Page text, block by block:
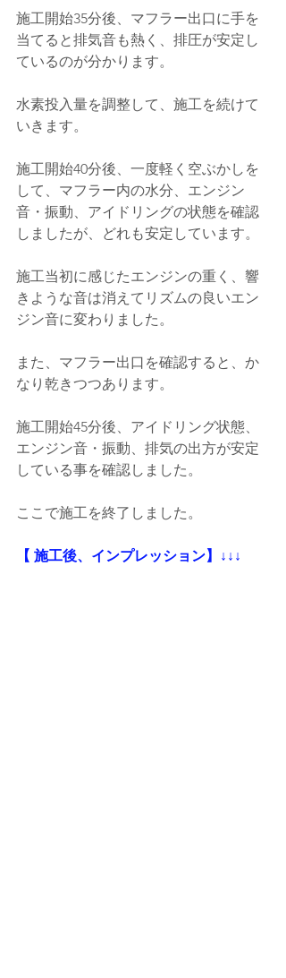
施工開始35分後、マフラー出口に手を
当てると排気音も熱く、排圧が安定し
ているのが分かります。
水素投入量を調整して、施工を続けて
いきます。
施工開始40分後、一度軽く空ぶかしを
して、マフラー内の水分、エンジン
音・振動、アイドリングの状態を確認
しましたが、どれも安定しています。
施工当初に感じたエンジンの重く、響
きような音は消えてリズムの良いエン
ジン音に変わりました。
また、マフラー出口を確認すると、か
なり乾きつつあります。
施工開始45分後、アイドリング状態、
エンジン音・振動、排気の出方が安定
している事を確認しました。
ここで施工を終了しました。
【 施工後、インプレッション】↓↓↓